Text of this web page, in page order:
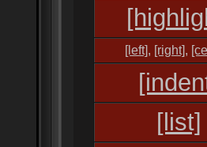
[left], [right],
[list]